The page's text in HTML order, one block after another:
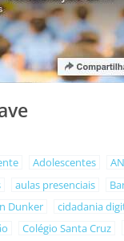
Adolescentes
aulas presenciais
Dunker cidadania
Colégio Santa Cruz